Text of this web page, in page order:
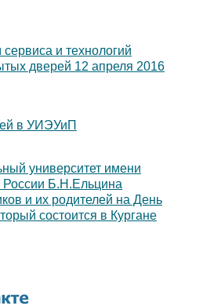
сервиса и технологий
дверей 12 апреля 2016
в УИЭУиП
университет имени
России Б.Н.Ельцина
и их родителей на День
состоится в Кургане